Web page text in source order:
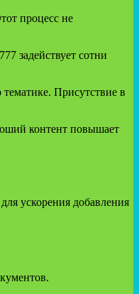
процесс не
задействует сотни
Присутствие в
контент повышает
ускорения добавления